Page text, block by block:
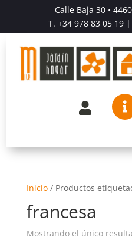
Calle Baja 30 •
T. +34 978 83 05 19|
 
Inicio/ Productos
francesa
Mostrando el único